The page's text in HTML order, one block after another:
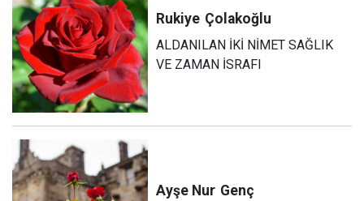
Rukiye Çolakoğlu
ALDANILAN İKİ NİMET SAĞLIK
VE ZAMAN İSRAFI
Ayşe Nur Genç